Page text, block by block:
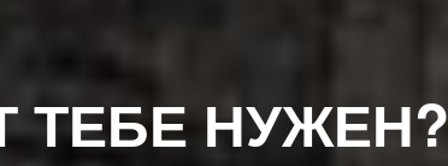
ТЕБЕ НУЖЕН?